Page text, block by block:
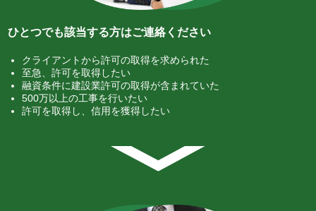
ひとつでも該当する方はご連絡ください
クライアントから許可の取得を求められた
至急、許可を取得したい
融資条件に建設業許可の取得が含まれていた
500万以上の工事を行いたい
許可を取得し、信用を獲得したい